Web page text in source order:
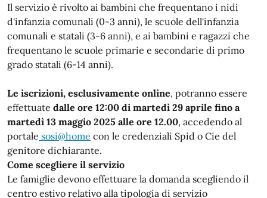
Il servizio è rivolto ai bambini che frequentano i nidi
d'infanzia comunali (0-3 anni), le scuole dell'infanzia
comunali e statali (3-6 anni), e ai bambini e ragazzi che
frequentano le scuole primarie e secondarie di primo
grado statali (6-14 anni).
Le iscrizioni, esclusivamente online, potranno essere
effettuate dalle ore 12:00 di martedì 29 aprile fino a
martedì 13 maggio 2025 alle ore 12.00, accedendo al
portale sosi@home con le credenziali Spid o Cie del
genitore dichiarante.
Come scegliere il servizio
Le famiglie devono effettuare la domanda scegliendo il
centro estivo relativo alla tipologia di servizio